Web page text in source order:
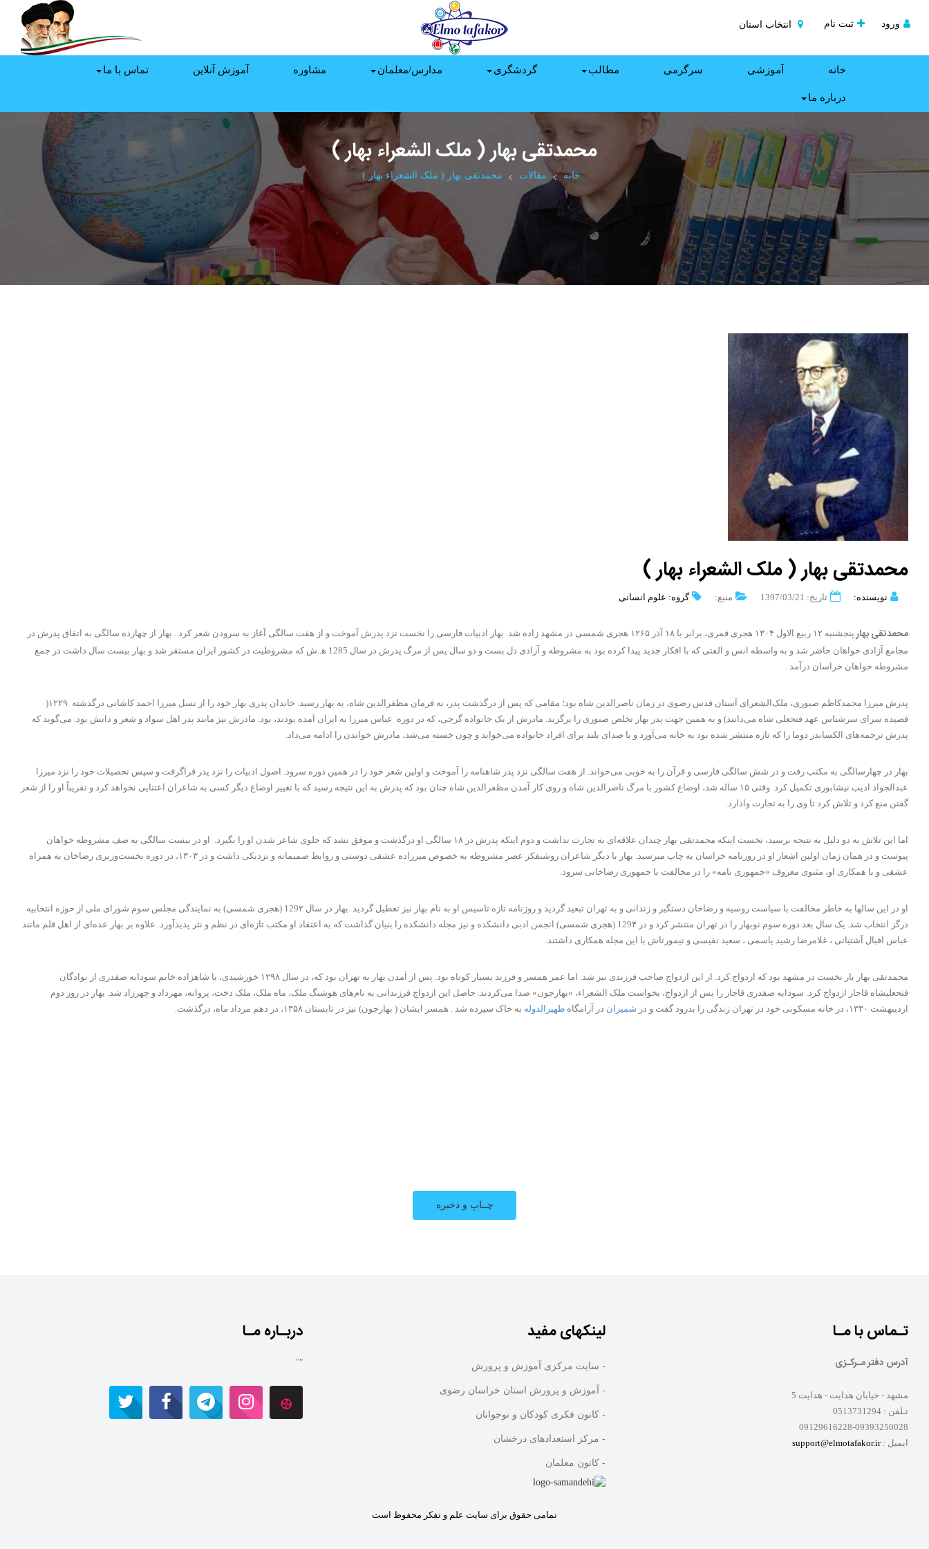
ورود ثبت نام انتخاب استان
خانه آموزشی سرگرمی مطالب گردشگری مدارس/معلمان مشاوره آموزش آنلاین تماس با ما
درباره ما
محمدتقی بهار ( ملک الشعراء بهار )
خانه مقالات محمدتقی بهار ( ملک الشعراء بهار )
محمدتقی بهار ( ملک الشعراء بهار )
نویسنده: تاریخ: 1397/03/21 منبع: گروه: علوم انسانی
محمدتقی بهار
پنجشنبه ۱۲ ربیع الاول ۱۳۰۴ هجری قمری، برابر با ۱۸ آذر ۱۲۶۵ هجری شمسی در مشهد زاده شد. بهار ادبیات فارسی را نخست نزد پدرش آموخت و از هفت سالگی آغاز به سرودن شعر کرد . بهار از چهارده سالگی به اتفاق پدرش در
مجامع آزادی خواهان حاضر شد و به واسطه انس و الفتی که با افکار جدید پیدا کرده بود به مشروطه و آزادی دل بست و دو سال پس از مرگ پدرش در سال 1285 ه‍..ش که مشروطیت در کشور ایران مستقر شد و بهار بیست سال داشت در جمع
مشروطه خواهان خراسان درآمد .
پدرش میرزا محمدکاظم صبوری، ملک‌الشعرای آستان قدس رضوی در زمان ناصرالدین شاه بود؛ مقامی که پس از درگذشت پدر، به فرمان مظفرالدین شاه، به بهار رسید. خاندان پدری بهار خود را از نسل میرزا احمد کاشانی درگذشته ۱۲۲۹(
قصیده سرای سرشناس عهد فتحعلی شاه می‌دانند) و به همین جهت پدر بهار تخلص صبوری را برگزید. مادرش از یک خانواده گرجی، که در دوره عباس میرزا به ایران آمده بودند، بود. مادرش نیز مانند پدر اهل سواد و شعر و دانش بود. می‌گوید که
پدرش ترجمه‌های الکساندر دوما را که تازه منتشر شده بود به خانه می‌آورد و با صدای بلند برای افراد خانواده می‌خواند و چون خسته می‌شد، مادرش خواندن را ادامه می‌داد.
بهار در چهارسالگی به مکتب رفت و در شش سالگی فارسی و قرآن را به خوبی می‌خواند. از هفت سالگی نزد پدر شاهنامه را آموخت و اولین شعر خود را در همین دوره سرود. اصول ادبیات را نزد پدر فراگرفت و سپس تحصیلات خود را نزد میرزا
عبدالجواد ادیب نیشابوری تکمیل کرد. وقتی ۱۵ ساله شد، اوضاع کشور با مرگ ناصرالدین شاه و روی کار آمدن مظفرالدین شاه چنان بود که پدرش به این نتیجه رسید که با تغییر اوضاع دیگر کسی به شاعران اعتنایی نخواهد کرد و تقریباً او را از شعر
گفتن منع کرد و تلاش کرد تا وی را به تجارت وادارد.
اما این تلاش به دو دلیل به نتیجه نرسید، نخست اینکه محمدتقی بهار چندان علاقه‌ای به تجارت نداشت و دوم اینکه پدرش در ۱۸ سالگی او درگذشت و موفق نشد که جلوی شاعر شدن او را بگیرد. او در بیست سالگی به صف مشروطه خواهان
پیوست و در همان زمان اولین اشعار او در روزنامه خراسان به چاپ میرسید. بهار با دیگر شاعران روشنفکر عصر مشروطه به خصوص میرزاده عشقی دوستی و روابط صمیمانه و نزدیکی داشت و در ۱۳۰۳، در دوره نخست‌وزیری رضاخان به همراه
عشقی و با همکاری او، مثنوی معروف «جمهوری نامه» را در مخالفت با جمهوری رضاخانی سرود.
او در این سالها به خاطر مخالفت با سیاست روسیه و رضاخان دستگیر و زندانی و به تهران تبعید گردید و روزنامه تازه تاسیس او به نام بهار نیز تعطیل گردید .بهار در سال 129۲ (هجری شمسی) به نمایندگی مجلس سوم شورای ملی از حوزه انتخابیه
درگز انتخاب شد. یک سال بعد دوره سوم نوبهار را در تهران منتشر کرد و در 129۴ (هجری شمسی) انجمن ادبی دانشکده و نیز مجله دانشکده را بنیان گذاشت که به اعتقاد او مکتب تازه‌ای در نظم و نثر پدیدآورد. علاوه بر بهار عده‌ای از اهل قلم مانند
عباس اقبال آشتیانی ، غلامرضا رشید یاسمی ، سعید نفیسی و تیمورتاش با این مجله همکاری داشتند.
محمدتقی بهار بار نخست در مشهد بود که ازدواج کرد. از این ازدواج صاحب فرزندی نیز شد. اما عمر همسر و فرزند بسیار کوتاه بود. پس از آمدن بهار به تهران بود که، در سال ۱۲۹۸ خورشیدی، با شاهزاده خانم سودابه صفدری از نوادگان
فتحعلیشاه قاجار ازدواج کرد. سودابه صفدری قاجار را پس از ازدواج، بخواست ملک الشعراء، «بهارجون» صدا می‌کردند. حاصل این ازدواج فرزندانی به نام‌های هوشنگ ملک، ماه ملک، ملک دخت، پروانه، مهرداد و چهرزاد شد. بهار در روز دوم
اردیبهشت ۱۳۳۰، در خانه مسکونی خود در تهران زندگی را بدرود گفت و در
شمیران در آرامگاه ظهیرالدوله به خاک سپرده شد . همسر ایشان ( بهارجون) نیز در تابستان ۱۳۵۸، در دهم مرداد ماه، درگذشت.
دربـاره مـا
""
لینکهای مفید
- سایت مرکزی آموزش و پرورش
- آموزش و پرورش استان خراسان رضوی
- کانون فکری کودکان و نوجوانان
- مرکز استعدادهای درخشان
- کانون معلمان
تـماس با مـا
آدرس دفتر مـرکـزی
مشهد - خیابان هدایت - هدایت 5
تـلفن : 0513731294
09129616228-09393250028
ایمیل :support@elmotafakor.ir
تمامی حقوق برای سایت علم و تفکر محفوظ است